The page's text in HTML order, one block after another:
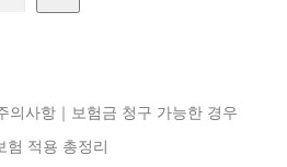
의사항｜보험금 청구 가능한 경우
험 적용 총정리